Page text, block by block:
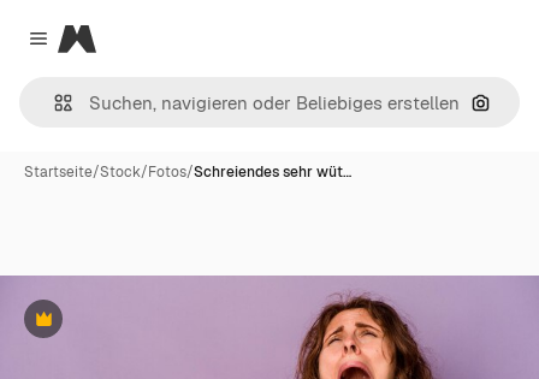
Close menu
Magnific
Nach
Startseite/Stock/Fotos/Schreiendes sehr wüt…
Premium